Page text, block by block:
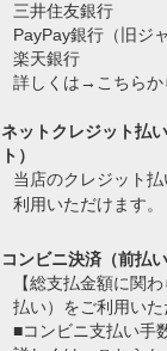
三井住友銀行
PayPay銀行（旧ジ
楽天銀行
詳しくは→ こちらか
ネットクレジット払
ト）
当店のクレジット
利用いただけます。
コンビニ決済（前払い
【総支払金額に関
払い）をご利用いた
■コンビニ支払い手